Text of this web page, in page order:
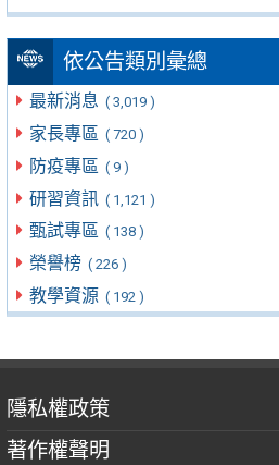
依公告類別彙總
最新消息 ( 3,019 )
家長專區 ( 720 )
防疫專區 ( 9 )
研習資訊 ( 1,121 )
甄試專區 ( 138 )
榮譽榜 ( 226 )
教學資源 ( 192 )
隱私權政策
著作權聲明